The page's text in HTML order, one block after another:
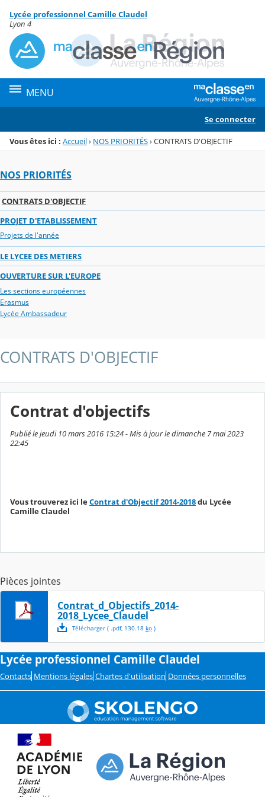
Menu de la rubrique
Contenu
Lycée professionnel Camille Claudel
Lyon 4
MENU
Se connecter
Vous êtes ici : Accueil› NOS PRIORITÉS›CONTRATS D'OBJECTIF
NOS PRIORITÉS
CONTRATS D'OBJECTIF
PROJET D'ETABLISSEMENT
Projets de l'année
LE LYCEE DES METIERS
OUVERTURE SUR L'EUROPE
Les sections européennes
Erasmus
Lycée Ambassadeur
CONTRATS D'OBJECTIF
Contrat d'objectifs
Publié le jeudi 10 mars 2016 15:24 - Mis à jour le dimanche 7 mai 2023
22:45
Vous trouverez ici leContrat d'Objectif 2014-2018du Lycée
Camille Claudel
Pièces jointes
Contrat_d_Objectifs_2014-
2018_Lycee_Claudel
Télécharger( .pdf, 130.18 ko)
Lycée professionnel Camille Claudel
Contacts Mentions légales Chartes d'utilisation Données personnelles